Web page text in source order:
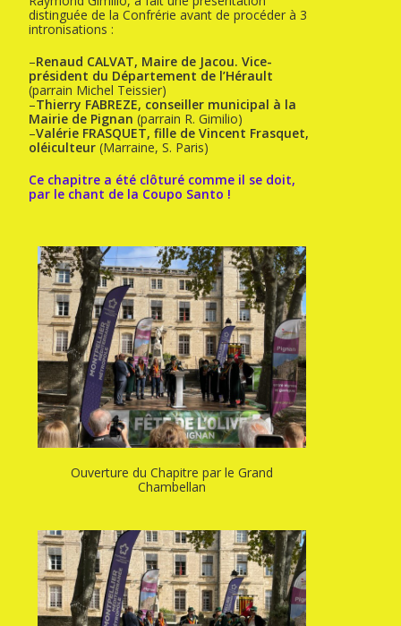
distinguée de la Confrérie avant de procéder à 3
intronisations :
–Renaud CALVAT, Maire de Jacou. Vice-
président du Département de l’Hérault
(parrain Michel Teissier)
–Thierry FABREZE, conseiller municipal à la
Mairie de Pignan (parrain R. Gimilio)
–Valérie FRASQUET, fille de Vincent Frasquet,
oléiculteur (Marraine, S. Paris)
Ce chapitre a été clôturé comme il se doit,
par le chant de la Coupo Santo !
Ouverture du Chapitre par le Grand
Chambellan